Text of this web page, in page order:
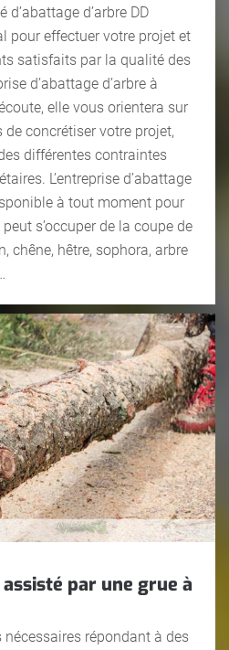
d’arbre DD
pour effectuer votre projet et
satisfaits par la qualité des
d’abattage d’arbre à
elle vous orientera sur
concrétiser votre projet,
différentes contraintes
L’entreprise d’abattage
à tout moment pour
s’occuper de la coupe de
chêne, hêtre, sophora, arbre
par une grue à
répondant à des